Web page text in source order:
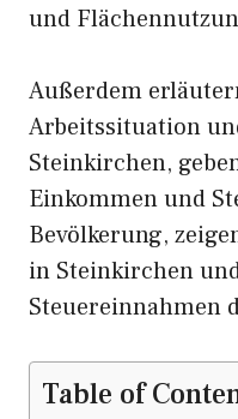
und
Außerdem
Arbeitssituation
Steinkirchen,
Einkommen und
Bevölkerung,
in Steinkirchen
Steuereinnahmen
Table of